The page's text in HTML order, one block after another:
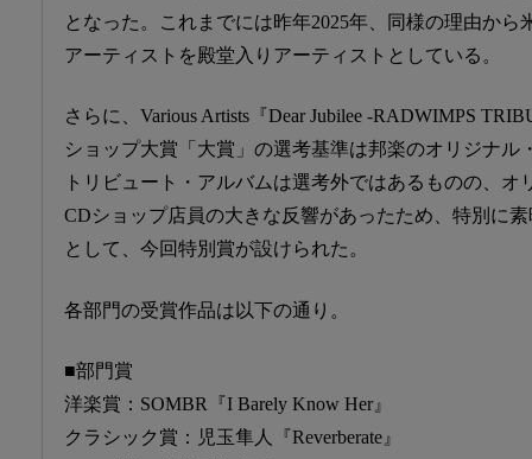
となった。これまでには昨年2025年、同様の理由から
アーティストを殿堂入りアーティストとしている。
さらに、Various Artists『Dear Jubilee -RADWIMPS
ショップ大賞「大賞」の選考基準は邦楽のオリジナル
トリビュート・アルバムは選考外ではあるものの、オ
CDショップ店員の大きな反響があったため、特別に
として、今回特別賞が設けられた。
各部門の受賞作品は以下の通り。
■部門賞
洋楽賞：SOMBR『I Barely Know Her』
クラシック賞：児玉隼人『Reverberate』